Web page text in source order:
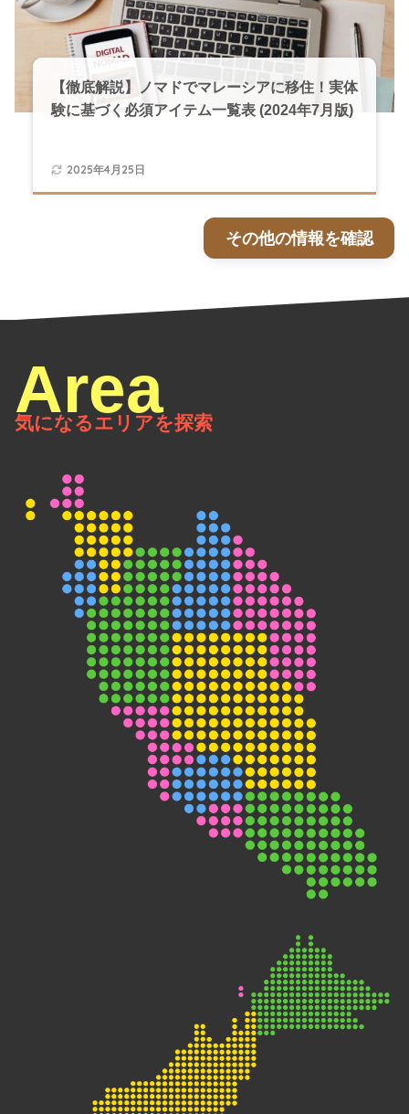
【徹底解説】ノマドでマレーシアに移住！実体
験に基づく必須アイテム一覧表 (2024年7月版)
2025年4月25日
その他の情報を確認
気になるエリアを探索